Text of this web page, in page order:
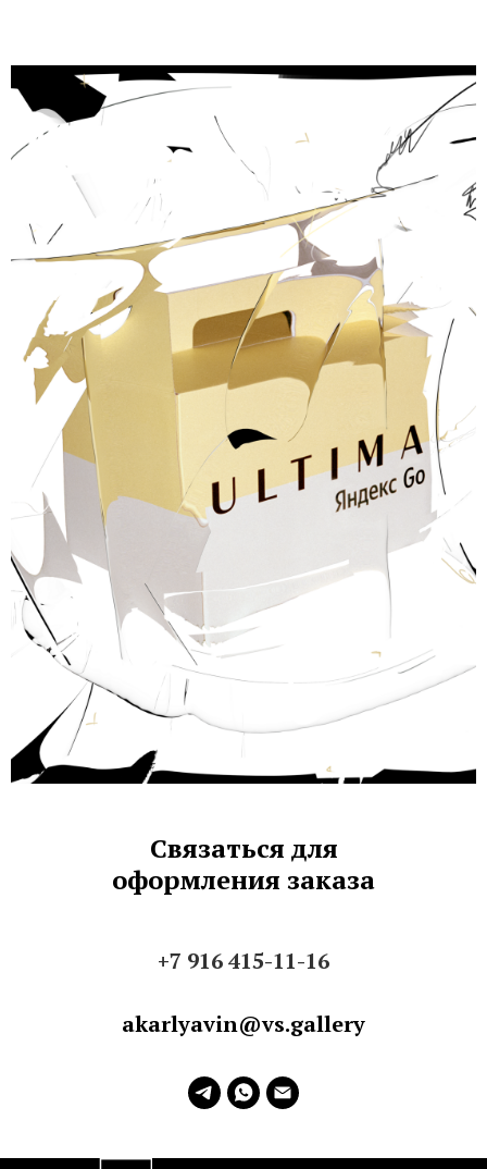
Связаться для
оформления заказа
+7 916 415-11-16
akarlyavin@vs.gallery